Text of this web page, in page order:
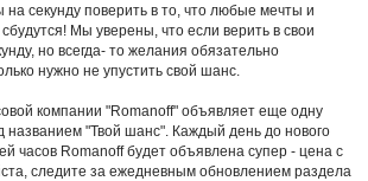
секунду поверить в то, что любые мечты и
Мы уверены, что если верить в свои
но всегда- то желания обязательно
нужно не упустить свой шанс.
компании "Romanoff" объявляет еще одну
названием "Твой шанс". Каждый день до нового
часов Romanoff будет объявлена супер - цена с
следите за ежедневным обновлением раздела